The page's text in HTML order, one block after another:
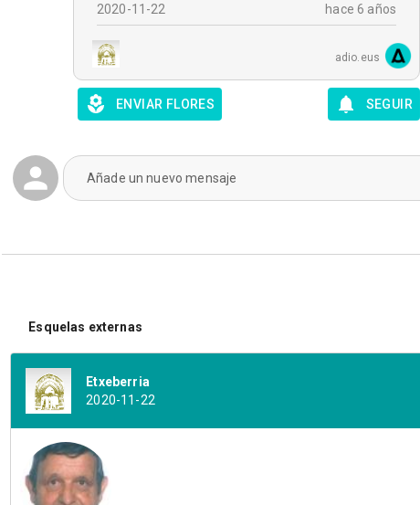
2020-11-22 hace 6 años
adio.eus
ENVIAR FLORES SEGUIR
Añade un nuevo mensaje
Esquelas externas
Etxeberria
2020-11-22